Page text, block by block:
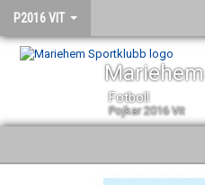
P2016 VIT
Fotboll
Pojkar 2016 Vit